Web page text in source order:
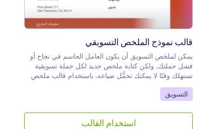
قالب نموذج الملخص التسويقي
يمكن لملخص التسويق أن يكون العامل الحاسم في نجاح أو
فشل حملتك. ولكن كتابة ملخص جديد لكل حملة تسويقية
تستهلك وقتًا لا يمكنك تحمُّل ضياعه. باستخدام قالب ملخص
التسويق المجاني هذا، يمكنك إعداد ملخصات الحملات
التسويقية بسرعة وسهولة دون الحاجة للبدء من الصفر في
بمعلومات العميل وتفاصيل المشروع مثل الأهداف، الميزانية،
والمواد المستخدمة، وسينشئ القالب تلقائيًا ملخصات بصيغة
انتقل إلى الفئة:
التسويق
استخدام القالب